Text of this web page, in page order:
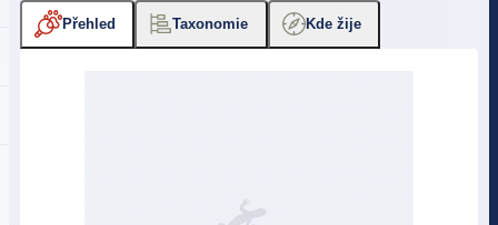
Přehled Taxonomie Kde žije